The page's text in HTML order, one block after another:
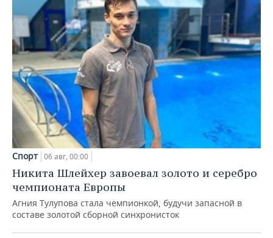
Спорт 06 авг, 00:00
Никита Шлейхер завоевал золото и серебро
чемпионата Европы
Агния Тулупова стала чемпионкой, будучи запасной в
составе золотой сборной синхронисток